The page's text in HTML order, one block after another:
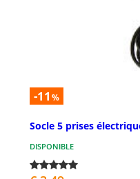
-11 %
Socle 5 prises
DISPONIBLE